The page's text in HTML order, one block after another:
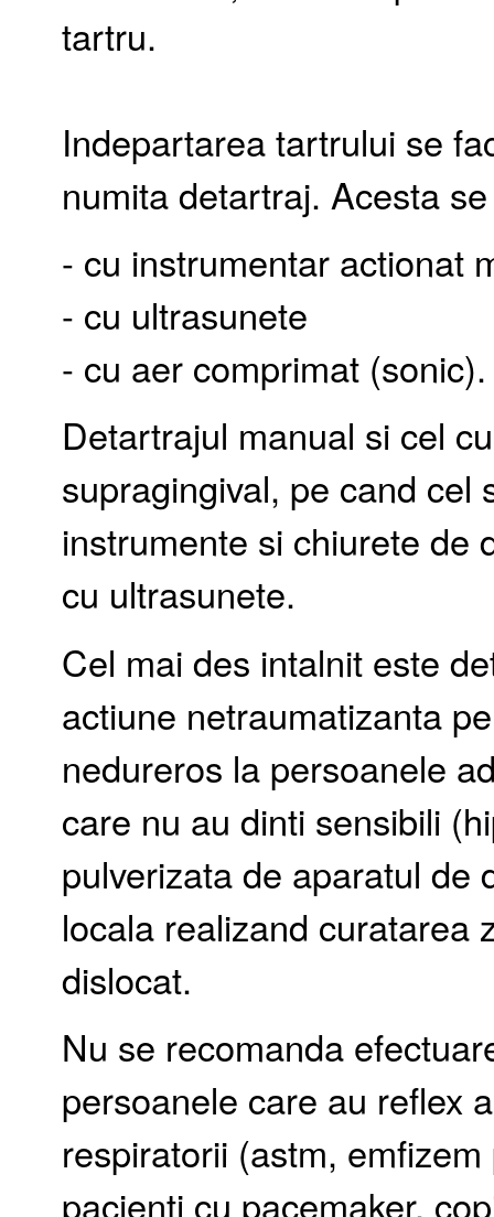
tartru.
Indepartarea tartrului se
numita detartraj. Acesta
- cu instrumentar actionat
- cu ultrasunete
- cu aer comprimat (sonic).
Detartrajul manual si cel
supragingival, pe cand cel
instrumente si chiurete de
cu ultrasunete.
Cel mai des intalnit este
actiune netraumatizanta
nedureros la persoanele
care nu au dinti sensibili
pulverizata de aparatul de
locala realizand curatarea
dislocat.
Nu se recomanda
persoanele care au reflex
respiratorii (astm,
pacienti cu pacemaker,